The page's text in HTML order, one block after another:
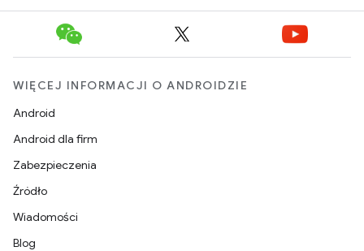
WIĘCEJ INFORMACJI O ANDROIDZIE
Android
Android dla firm
Zabezpieczenia
Źródło
Wiadomości
Blog